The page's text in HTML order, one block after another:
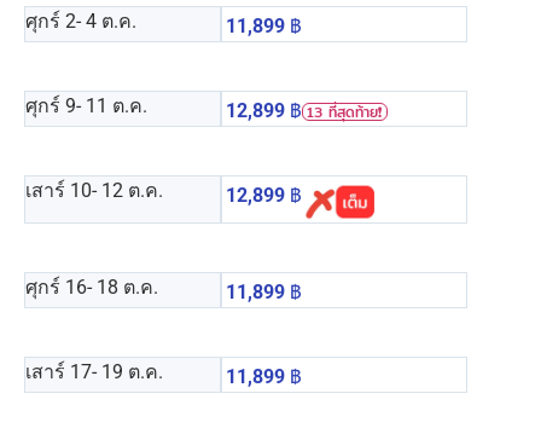
ศุกร์ 2- 4 ต.ค. 11,899 ฿
ศุกร์ 9- 11 ต.ค. 12,899 ฿ 13 ที่สุดท้าย❗️
เสาร์ 10- 12 ต.ค. 12,899 ฿
ศุกร์ 16- 18 ต.ค. 11,899 ฿
เสาร์ 17- 19 ต.ค. 11,899 ฿